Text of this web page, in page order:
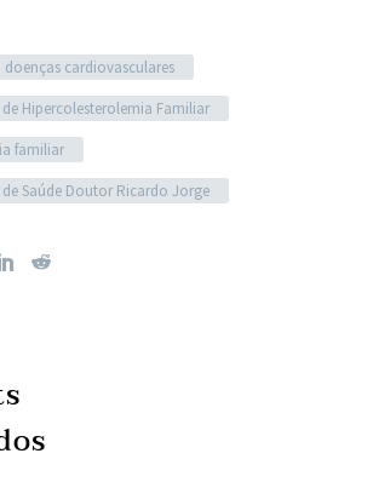
doenças cardiovasculares
Hipercolesterolemia Familiar
familiar
Saúde Doutor Ricardo Jorge